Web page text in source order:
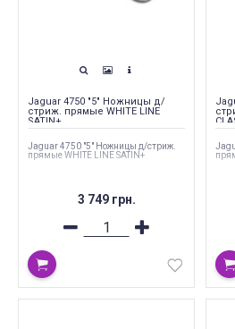
Jaguar 4750 "5" Ножницы д/
стриж. прямые WHITE LINE
SATIN+
Jaguar 4750 "5" Ножницы д/стриж.
прямые WHITE LINE SATIN+
3 749 грн.